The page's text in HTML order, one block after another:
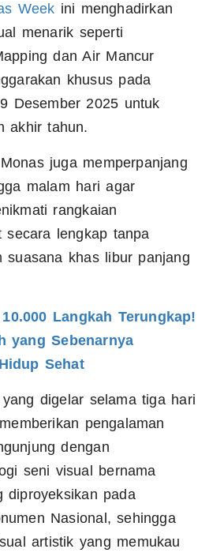
Week ini menghadirkan
menarik seperti
dan Air Mancur
khusus pada
Desember 2025 untuk
akhir tahun.
juga memperpanjang
malam hari agar
rangkaian
secara lengkap tanpa
suasana khas libur panjang
Langkah Terungkap!
yang Sebenarnya
Sehat
digelar selama tiga hari
pengalaman
dengan
seni visual bernama
diproyeksikan pada
Nasional, sehingga
artistik yang memukau